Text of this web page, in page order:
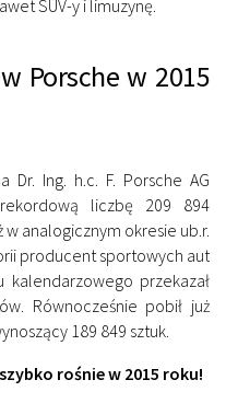
SUV-y i limuzynę.
Porsche w 2015
Ing. h.c. F. Porsche AG
liczbę 209 894
analogicznym okresie ub.r.
producent sportowych aut
przekazał
Równocześnie pobił już
189 849 sztuk.
rośnie w 2015 roku!